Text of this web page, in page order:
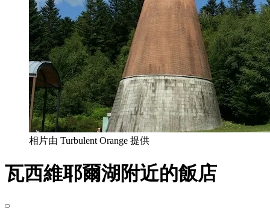
相片由 Turbulent Orange 提供
瓦西維耶爾湖附近的飯店